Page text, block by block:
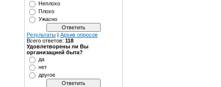
Неплохо
Плохо
Ужасно
Результаты | Архив опросов
Всего ответов: 118
Удовлетворены ли Вы
организацией быта?
да
нет
другое